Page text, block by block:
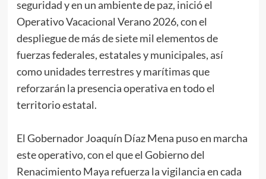
seguridad y en un ambiente de paz, inició el
Operativo Vacacional Verano 2026, con el
despliegue de más de siete mil elementos de
fuerzas federales, estatales y municipales, así
como unidades terrestres y marítimas que
reforzarán la presencia operativa en todo el
territorio estatal.
El Gobernador Joaquín Díaz Mena puso en marcha
este operativo, con el que el Gobierno del
Renacimiento Maya refuerza la vigilancia en cada